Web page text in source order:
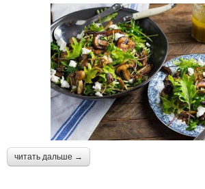
читать дальше →